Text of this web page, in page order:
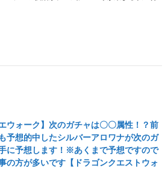
エウォーク】次のガチャは〇〇属性！？前
予想的中したシルバーアロワナが次のガ
に予想します！※あくまで予想ですので
の方が多いです【ドラゴンクエストウォ